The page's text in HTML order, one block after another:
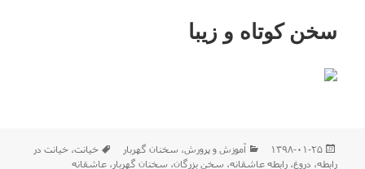
سخن کوتاه و زیبا
ارسال
شده
۱۳۹۸-۰۱-۲۵ دسته‌ها
آموزش و پرورش، سخنان گهربار برچسب‌ها
خیانت،خیانت در
رابطه، دروغ،رابطه عاشقانه، سخن بزرگان، سخنان گهربار ،عاشقانه